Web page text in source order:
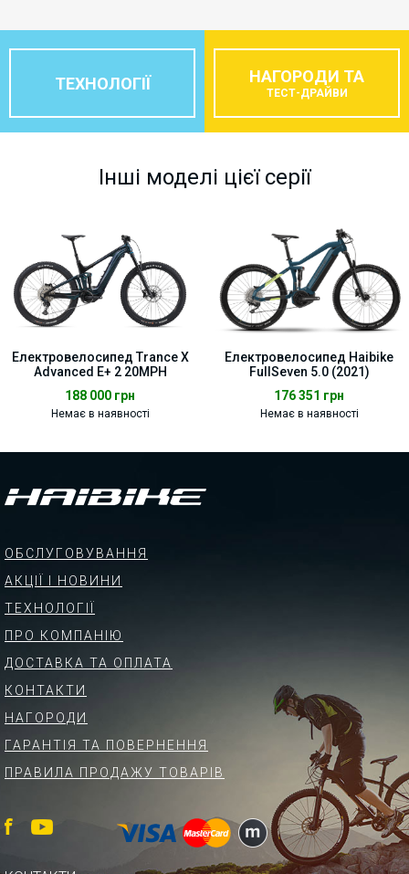
ТЕХНОЛОГІЇ НАГОРОДИ ТА
ТЕСТ-ДРАЙВИ
Інші моделі цієї серії
Електровелосипед Trance X
Advanced E+ 2 20MPH
188 000 грн
Немає в наявності
Електровелосипед Haibike
FullSeven 5.0 (2021)
176 351 грн
Немає в наявності
ОБСЛУГОВУВАННЯ
АКЦІЇ І НОВИНИ
ТЕХНОЛОГІЇ
ПРО КОМПАНІЮ
ДОСТАВКА ТА ОПЛАТА
КОНТАКТИ
НАГОРОДИ
ГАРАНТІЯ ТА ПОВЕРНЕННЯ
ПРАВИЛА ПРОДАЖУ ТОВАРІВ